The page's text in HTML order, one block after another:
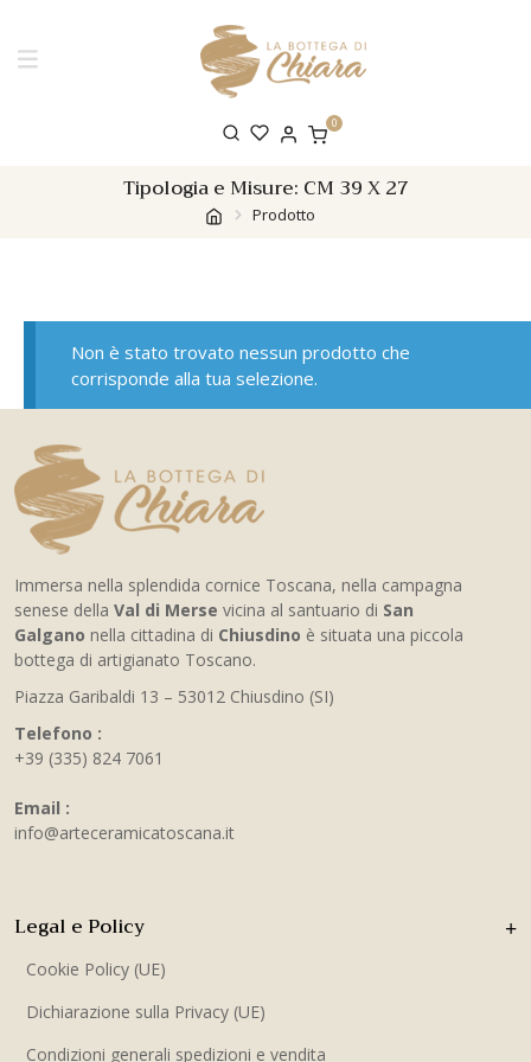
0
Tipologia e Misure: CM 39 X 27
Prodotto
Non è stato trovato nessun prodotto che
corrisponde alla tua selezione.
Immersa nella splendida cornice Toscana, nella campagna
senese della Val di Merse vicina al santuario di San
Galgano nella cittadina di Chiusdino è situata una piccola
bottega di artigianato Toscano.
Piazza Garibaldi 13 – 53012 Chiusdino (SI)
Telefono :
+39 (335) 824 7061
Email :
info@arteceramicatoscana.it
Legal e Policy
Cookie Policy (UE)
Dichiarazione sulla Privacy (UE)
Condizioni generali spedizioni e vendita